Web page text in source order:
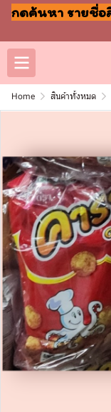
กดค้นหา รายชื่อ
Home สินค้าทั้งหมด